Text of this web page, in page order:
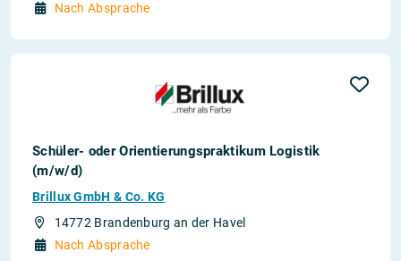
Nach Absprache
Schüler- oder Orientierungspraktikum Logistik
(m/w/d)
Brillux GmbH & Co. KG
14772 Brandenburg an der Havel
Nach Absprache